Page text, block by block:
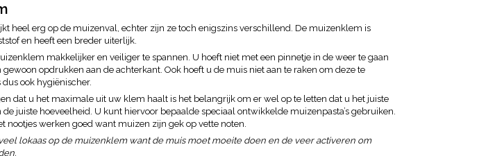
heel erg op de muizenval, echter zijn ze toch enigszins verschillend. De muizenklem is
en heeft een breder uiterlijk.
makkelijker en veiliger te spannen. U hoeft niet met een pinnetje in de weer te gaan
opdrukken aan de achterkant. Ook hoeft u de muis niet aan te raken om deze te
ook hygiënischer.
dat u het maximale uit uw klem haalt is het belangrijk om er wel op te letten dat u het juiste
de juiste hoeveelheid. U kunt hiervoor bepaalde speciaal ontwikkelde muizenpasta’s gebruiken.
nootjes werken goed want muizen zijn gek op vette noten.
lokaas op de muizenklem want de muis moet moeite doen en de veer activeren om